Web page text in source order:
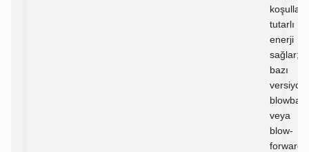
tutarlı
enerji
sağlar;
bazı
veya
blow-
forward